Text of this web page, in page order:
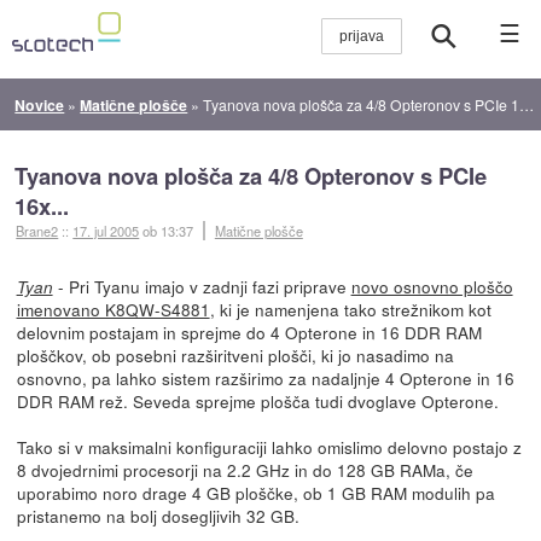
☰
Novice »Matične plošče »Tyanova nova plošča za 4/8 Opteronov s PCIe 16x...
Tyanova nova plošča za 4/8 Opteronov s PCIe
16x...
Brane2 :: 17. jul 2005ob 13:37 Matične plošče
Tyan - Pri Tyanu imajo v zadnji fazi priprave novo osnovno ploščo
imenovano K8QW-S4881 , ki je namenjena tako strežnikom kot
delovnim postajam in sprejme do 4 Opterone in 16 DDR RAM
ploščkov, ob posebni razširitveni plošči, ki jo nasadimo na
osnovno, pa lahko sistem razširimo za nadaljnje 4 Opterone in 16
DDR RAM rež. Seveda sprejme plošča tudi dvoglave Opterone.
Tako si v maksimalni konfiguraciji lahko omislimo delovno postajo z
8 dvojedrnimi procesorji na 2.2 GHz in do 128 GB RAMa, če
uporabimo noro drage 4 GB ploščke, ob 1 GB RAM modulih pa
pristanemo na bolj dosegljivih 32 GB.